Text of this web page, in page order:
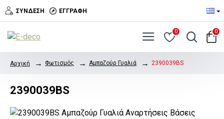
ΣΎΝΔΕΣΗ ΕΓΓΡΑΦΉ
0 0
Αρχική Φωτισμός Αμπαζούρ Γυαλιά 2390039BS
2390039BS